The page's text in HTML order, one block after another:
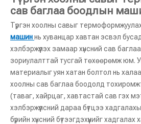
сав баглаа боодлын
Түргэн хоолны савыг
машиннь хуванцар хавтан эсвэл
хэлбэржүүлэх замаар хүнсний сав
зориулалттай тусгай төхөөрөмж юм.
материалыг уян хатан болтол нь
хоолны сав баглаа боодолд
(таваг, хайрцаг, хавтастай сав гэх
хэлбэржүүлсний дараа бүтцээ
бүрийн хүнсний бүтээгдэхүүнийг